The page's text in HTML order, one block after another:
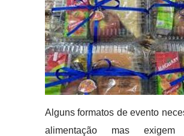
Alguns formatos de evento
alimentação mas exigem